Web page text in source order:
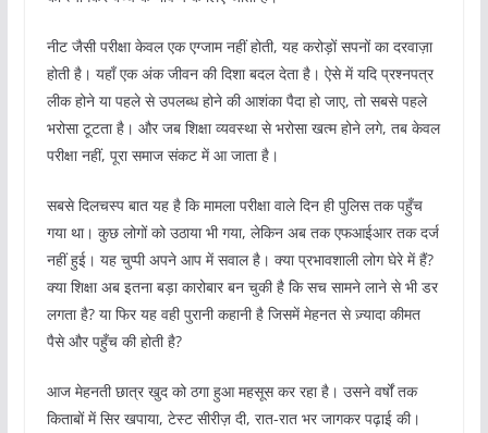
नीट जैसी परीक्षा केवल एक एग्जाम नहीं होती, यह करोड़ों सपनों का दरवाज़ा
होती है। यहाँ एक अंक जीवन की दिशा बदल देता है। ऐसे में यदि प्रश्नपत्र
लीक होने या पहले से उपलब्ध होने की आशंका पैदा हो जाए, तो सबसे पहले
भरोसा टूटता है। और जब शिक्षा व्यवस्था से भरोसा खत्म होने लगे, तब केवल
परीक्षा नहीं, पूरा समाज संकट में आ जाता है।
सबसे दिलचस्प बात यह है कि मामला परीक्षा वाले दिन ही पुलिस तक पहुँच
गया था। कुछ लोगों को उठाया भी गया, लेकिन अब तक एफआईआर तक दर्ज
नहीं हुई। यह चुप्पी अपने आप में सवाल है। क्या प्रभावशाली लोग घेरे में हैं?
क्या शिक्षा अब इतना बड़ा कारोबार बन चुकी है कि सच सामने लाने से भी डर
लगता है? या फिर यह वही पुरानी कहानी है जिसमें मेहनत से ज़्यादा कीमत
पैसे और पहुँच की होती है?
आज मेहनती छात्र खुद को ठगा हुआ महसूस कर रहा है। उसने वर्षों तक
किताबों में सिर खपाया, टेस्ट सीरीज़ दी, रात-रात भर जागकर पढ़ाई की।